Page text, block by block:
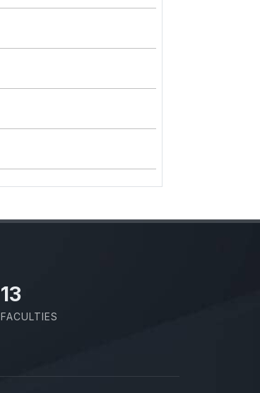
13
FACULTIES